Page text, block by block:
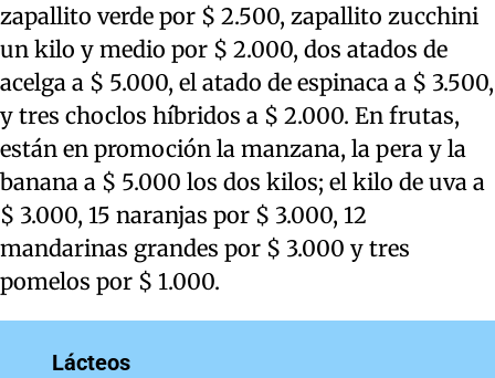
zapallito verde por $ 2.500, zapallito zucchini
un kilo y medio por $ 2.000, dos atados de
acelga a $ 5.000, el atado de espinaca a $ 3.500,
y tres choclos híbridos a $ 2.000. En frutas,
están en promoción la manzana, la pera y la
banana a $ 5.000 los dos kilos; el kilo de uva a
$ 3.000, 15 naranjas por $ 3.000, 12
mandarinas grandes por $ 3.000 y tres
pomelos por $ 1.000.
Lácteos